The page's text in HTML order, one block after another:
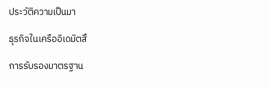
ประวัติความเป็นมา
ธุรกิจในเครืออิเดมิตสึ
การรับรองมาตรฐาน